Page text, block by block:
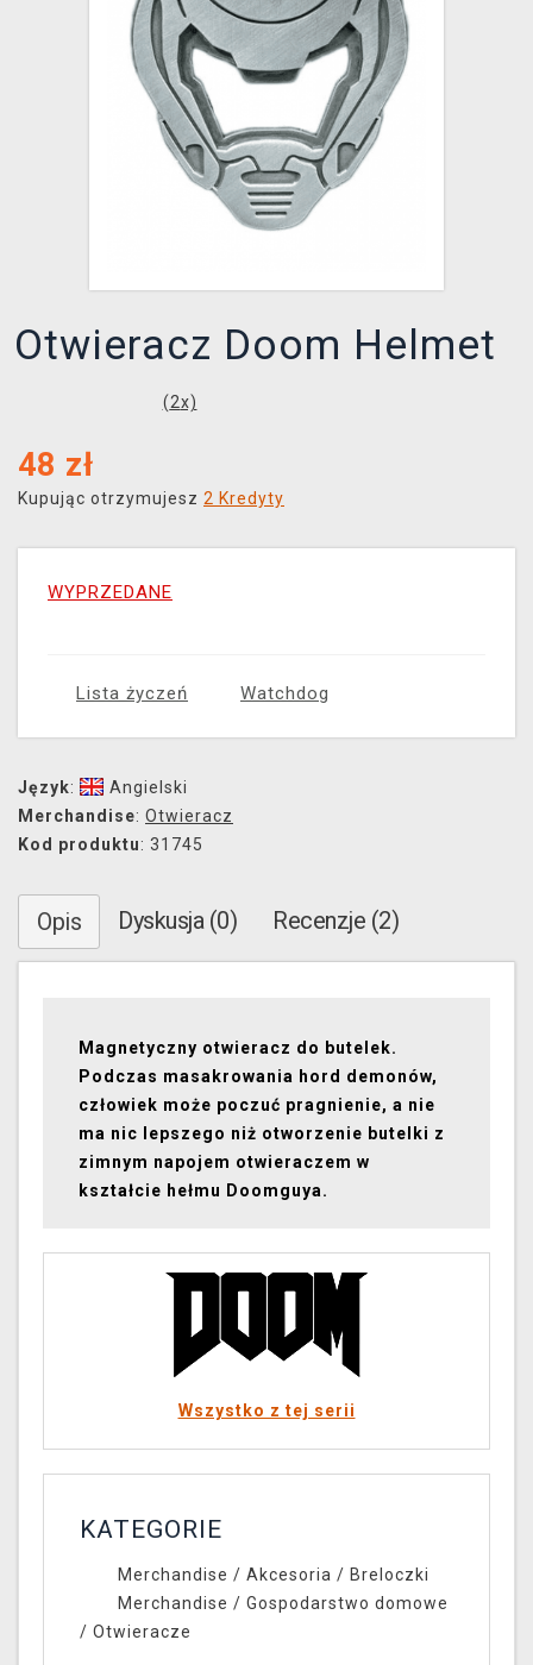
XZONE KLUB
Otwieracz Doom Helmet
(2x)
48 zł
Kupując otrzymujesz 2 Kredyty
WYPRZEDANE
Lista życzeń Watchdog
Język:
Angielski
Merchandise: Otwieracz
Kod produktu: 31745
Opis Dyskusja (0) Recenzje (2)
Magnetyczny otwieracz do butelek.
Podczas masakrowania hord demonów,
człowiek może poczuć pragnienie, a nie
ma nic lepszego niż otworzenie butelki z
zimnym napojem otwieraczem w
kształcie hełmu Doomguya.
Wszystko z tej serii
KATEGORIE
Merchandise / Akcesoria / Breloczki
Merchandise / Gospodarstwo domowe
/ Otwieracze